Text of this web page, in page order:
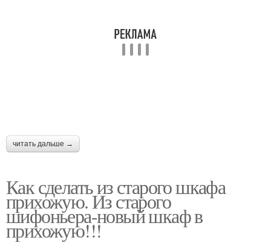
читать дальше →
Как сделать из старого шкафа
прихожую. Из старого
шифоньера-новый шкаф в
прихожую!!!